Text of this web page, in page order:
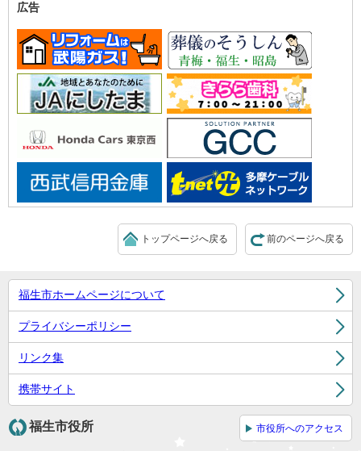
広告
前のページへ戻る
トップページへ戻る
福生市ホームページについて
プライバシーポリシー
リンク集
携帯サイト
福生市役所 市役所へのアクセス